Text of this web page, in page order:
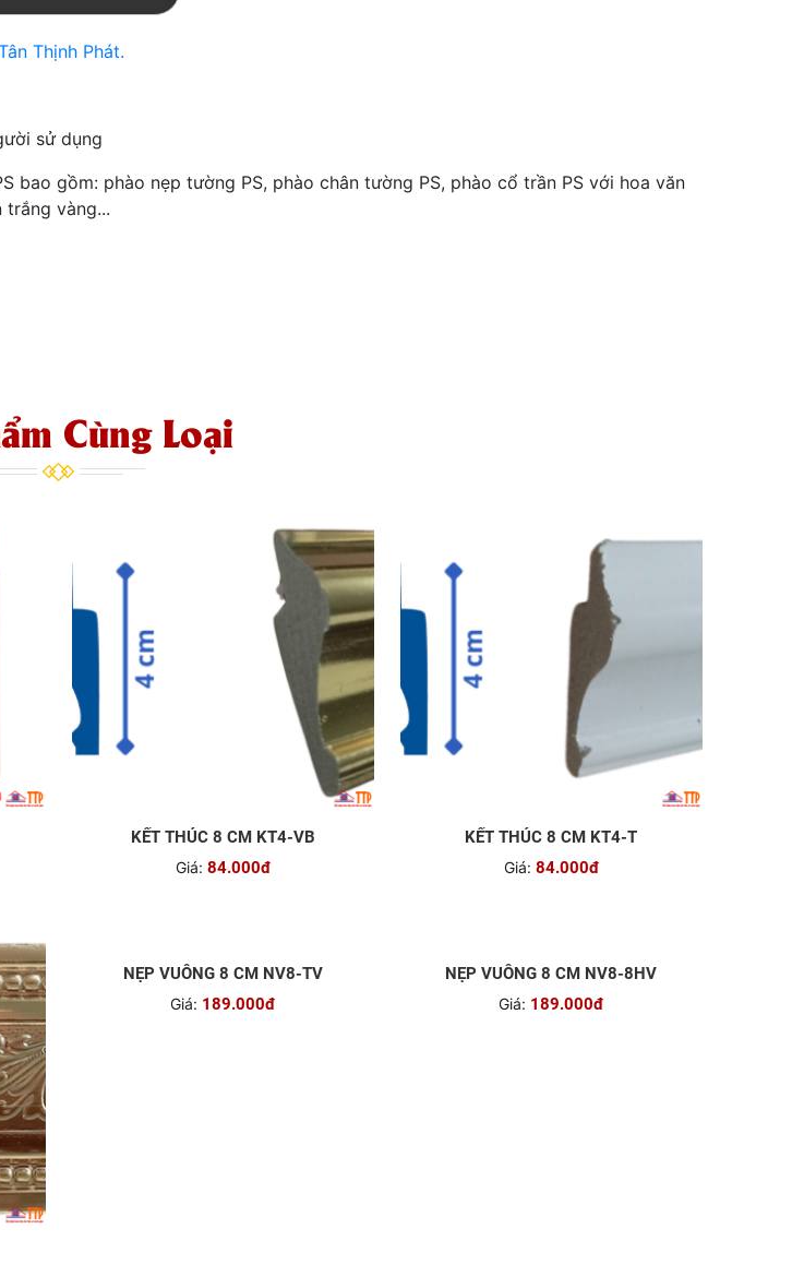
Thịnh Phát.
sử dụng
bao gồm: phào nẹp tường PS, phào chân tường PS, phào cổ trần PS với hoa văn
vàng...
Cùng Loại
KẾT THÚC 8 CM KT4-VB
Giá: 84.000đ
KẾT THÚC 8 CM KT4-T
Giá: 84.000đ
NẸP VUÔNG 8 CM NV8-TV
Giá: 189.000đ
NẸP VUÔNG 8 CM NV8-8HV
Giá: 189.000đ